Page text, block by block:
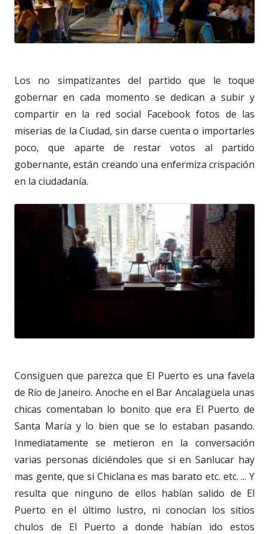
Los no simpatizantes del partido que le toque
gobernar en cada momento se dedican a subir y
compartir en la red social Facebook fotos de las
miserias de la Ciudad, sin darse cuenta o importarles
poco, que aparte de restar votos al partido
gobernante, están creando una enfermiza crispación
en la ciudadanía.
Consiguen que parezca que El Puerto es una favela
de Río de Janeiro. Anoche en el Bar Ancalagüela unas
chicas comentaban lo bonito que era El Puerto de
Santa María y lo bien que se lo estaban pasando.
Inmediatamente se metieron en la conversación
varias personas diciéndoles que si en Sanlucar hay
mas gente, que si Chiclana es mas barato etc. etc. ... Y
resulta que ninguno de ellos habían salido de El
Puerto en el último lustro, ni conocían los sitios
chulos de El Puerto a donde habían ido estos